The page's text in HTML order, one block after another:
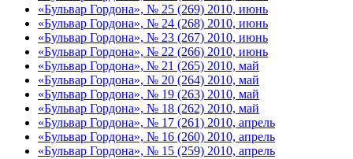
«Бульвар Гордона», № 25 (269) 2010, июнь
«Бульвар Гордона», № 24 (268) 2010, июнь
«Бульвар Гордона», № 23 (267) 2010, июнь
«Бульвар Гордона», № 22 (266) 2010, июнь
«Бульвар Гордона», № 21 (265) 2010, май
«Бульвар Гордона», № 20 (264) 2010, май
«Бульвар Гордона», № 19 (263) 2010, май
«Бульвар Гордона», № 18 (262) 2010, май
«Бульвар Гордона», № 17 (261) 2010, апрель
«Бульвар Гордона», № 16 (260) 2010, апрель
«Бульвар Гордона», № 15 (259) 2010, апрель